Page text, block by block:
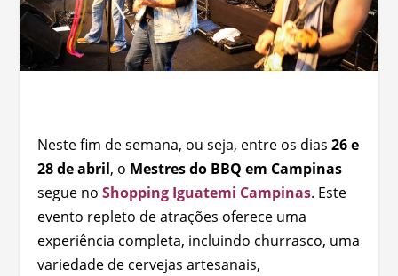
Neste fim de semana, ou seja, entre os dias26 e
28 de abril, o Mestres do BBQ em Campinas
segue noShopping Iguatemi Campinas. Este
evento repleto de atrações oferece uma
experiência completa, incluindo churrasco, uma
variedade de cervejas artesanais,